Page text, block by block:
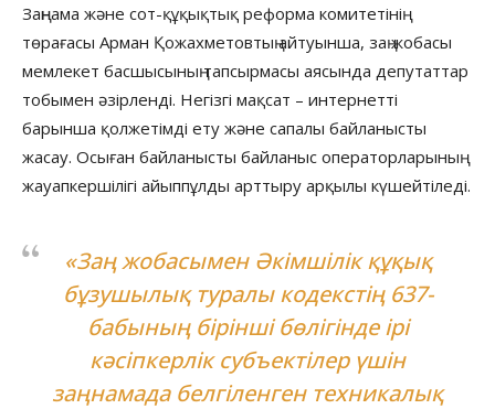
Заңнама және сот-құқықтық реформа комитетінің
төрағасы Арман Қожахметовтың айтуынша, заң жобасы
мемлекет басшысының тапсырмасы аясында депутаттар
тобымен әзірленді. Негізгі мақсат – интернетті
барынша қолжетімді ету және сапалы байланысты
жасау. Осыған байланысты байланыс операторларының
жауапкершілігі айыппұлды арттыру арқылы күшейтіледі.
«Заң жобасымен Әкімшілік құқық
бұзушылық туралы кодекстің 637-
бабының бірінші бөлігінде ірі
кәсіпкерлік субъектілер үшін
заңнамада белгіленген техникалық